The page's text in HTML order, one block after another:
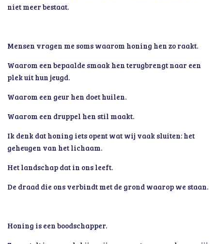
niet meer bestaat.
Mensen vragen me soms waarom honing hen zo raakt.
Waarom een bepaalde smaak hen terugbrengt naar een
plek uit hun jeugd.
Waarom een geur hen doet huilen.
Waarom een druppel hen stil maakt.
Ik denk dat honing iets opent wat wij vaak sluiten: het
geheugen van het lichaam.
Het landschap dat in ons leeft.
De draad die ons verbindt met de grond waarop we staan.
Honing is een boodschapper.